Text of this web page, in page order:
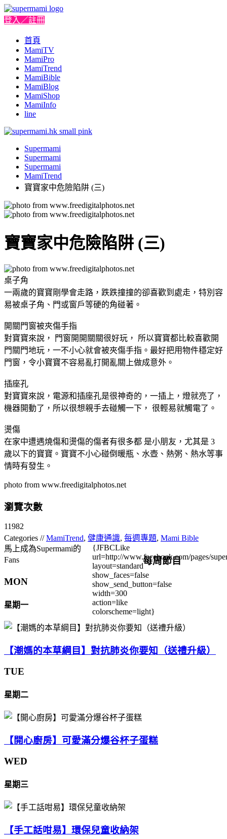
登入／註冊
首頁
MamiTV
MamiPro
MamiTrend
MamiBible
MamiBlog
MamiShop
MamiInfo
line
Supermami
Supermami
Supermami
MamiTrend
寶寶家中危險陷阱 (三)
寶寶家中危險陷阱 (三)
桌子角
一兩歲的寶寶剛學會走路，跌跌撞撞的卻喜歡到處走，特別容
易被桌子角、門或窗戶等硬的角碰著。
開關門窗被夾傷手指
對寶寶來說， 門窗開開關關很好玩， 所以寶寶都比較喜歡開
門關門地玩，一不小心就會被夾傷手指。最好把用物件穩定好
門窗，令小寶寶不容易亂打開亂關上做成意外。
插座孔
對寶寶來說，電源和插座孔是很神奇的，一插上，燈就亮了，
機器開動了，所以很想親手去碰觸一下， 很輕易就觸電了。
燙傷
在家中遭遇燒傷和燙傷的傷者有很多都 是小朋友，尤其是 3
歲以下的寶寶。寶寶不小心碰倒暖瓶、水壺、熱粥、熱水等事
情時有發生。
photo from www.freedigitalphotos.net
瀏覽次數
11982
Categories //MamiTrend, 健康通識, 每週專題, Mami Bible
馬上成為Supermami的
Fans
{JFBCLike
url=http://www.facebook.com/pages/
layout=standard
show_faces=false
show_send_button=false
width=300
action=like
colorscheme=light}
每周節目
MON
星期一
【潮媽的本草綱目】對抗肺炎你要知（送禮升級）
TUE
星期二
【開心廚房】可愛滿分爆谷杯子蛋糕
WED
星期三
【手工話咁易】環保兒童收納架